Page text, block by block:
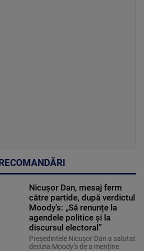
RECOMANDĂRI
Nicușor Dan, mesaj ferm
către partide, după verdictul
Moody's: „Să renunțe la
agendele politice şi la
discursul electoral”
Președintele Nicușor Dan a salutat
decizia Moody’s de a menține